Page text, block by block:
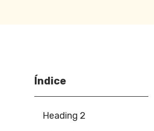
Índice
Heading 2